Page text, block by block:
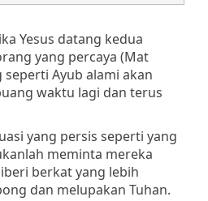
Yesus datang kedua
yang percaya (Mat
seperti Ayub alami akan
waktu lagi dan terus
yang persis seperti yang
meminta mereka
berkat yang lebih
dan melupakan Tuhan.